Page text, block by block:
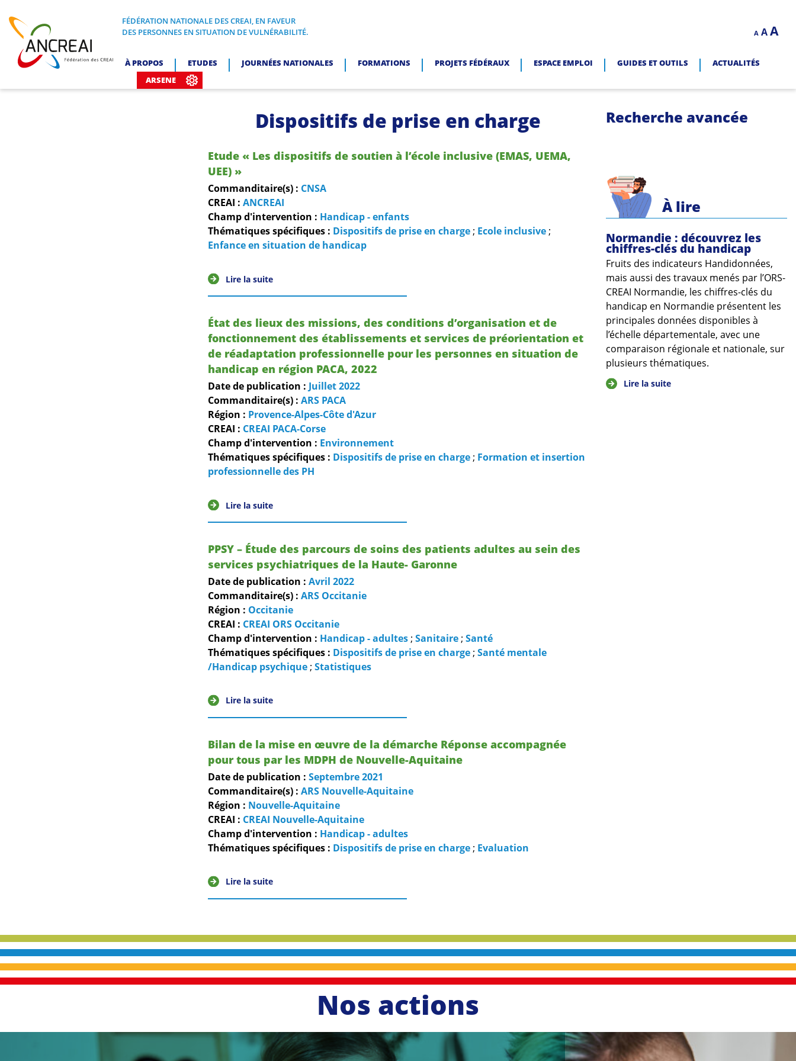
content
ANCREAI
FÉDÉRATION NATIONALE DES CREAI, EN FAVEUR DES PERSONNES EN SITUATION DE VULNÉRABILITÉ.
FÉDÉRATION NATIONALE DES CREAI, EN FAVEUR
DES PERSONNES EN SITUATION DE VULNÉRABILITÉ.
A
Decrease
font
A Reset
A
À PROPOS ETUDES JOURNÉES NATIONALES FORMATIONS PROJETS FÉDÉRAUX ESPACE EMPLOI GUIDES ET OUTILS
ACTUALITÉS
ARSENE
Dispositifs de prise en charge
Etude « Les dispositifs de soutien à l’école inclusive (EMAS, UEMA,
UEE) »
Commanditaire(s) : CNSA
CREAI : ANCREAI
Champ d'intervention : Handicap - enfants
Thématiques spécifiques : Dispositifs de prise en charge; Ecole inclusive;
Enfance en situation de handicap
Lire la suite
État des lieux des missions, des conditions d’organisation et de
fonctionnement des établissements et services de préorientation et
de réadaptation professionnelle pour les personnes en situation de
handicap en région PACA, 2022
Date de publication : Juillet2022
Commanditaire(s) : ARS PACA
Région : Provence-Alpes-Côte d'Azur
CREAI : CREAI PACA-Corse
Champ d'intervention : Environnement
Thématiques spécifiques : Dispositifs de prise en charge; Formation et insertion
professionnelle des PH
Lire la suite
PPSY – Étude des parcours de soins des patients adultes au sein des
services psychiatriques de la Haute- Garonne
Date de publication : Avril 2022
Commanditaire(s) : ARS Occitanie
Région : Occitanie
CREAI : CREAI ORS Occitanie
Champ d'intervention : Handicap - adultes; Sanitaire; Santé
Thématiques spécifiques : Dispositifs de prise en charge; Santé mentale
/Handicap psychique; Statistiques
Lire la suite
Bilan de la mise en œuvre de la démarche Réponse accompagnée
pour tous par les MDPH de Nouvelle-Aquitaine
Date de publication : Septembre2021
Commanditaire(s) : ARS Nouvelle-Aquitaine
Région : Nouvelle-Aquitaine
CREAI : CREAI Nouvelle-Aquitaine
Champ d'intervention : Handicap - adultes
Thématiques spécifiques : Dispositifs de prise en charge; Evaluation
Lire la suite
Recherche avancée
À lire
Normandie : découvrez les
chiffres-clés du handicap
Fruits des indicateurs Handidonnées,
mais aussi des travaux menés par l’ORS-
CREAI Normandie, les chiffres-clés du
handicap en Normandie présentent les
principales données disponibles à
l’échelle départementale, avec une
comparaison régionale et nationale, sur
plusieurs thématiques.
Lire la suite
Nos actions